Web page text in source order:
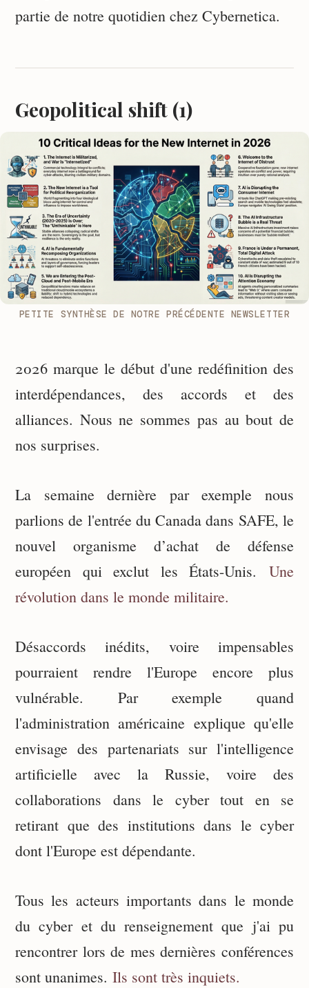
partie de notre quotidien chez Cybernetica.
Geopolitical shift (1)
PETITE SYNTHÈSE DE NOTRE PRÉCÉDENTE NEWSLETTER
2026 marque le début d'une redéfinition des
interdépendances, des accords et des
alliances. Nous ne sommes pas au bout de
nos surprises.
La semaine dernière par exemple nous
parlions de l'entrée du Canada dans SAFE, le
nouvel organisme d’achat de défense
européen qui exclut les États-Unis. Une
révolution dans le monde militaire.
Désaccords inédits, voire impensables
pourraient rendre l'Europe encore plus
vulnérable. Par exemple quand
l'administration américaine explique qu'elle
envisage des partenariats sur l'intelligence
artificielle avec la Russie, voire des
collaborations dans le cyber tout en se
retirant que des institutions dans le cyber
dont l'Europe est dépendante.
Tous les acteurs importants dans le monde
du cyber et du renseignement que j'ai pu
rencontrer lors de mes dernières conférences
sont unanimes. Ils sont très inquiets.